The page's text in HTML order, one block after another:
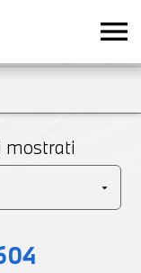
menu
mostrati